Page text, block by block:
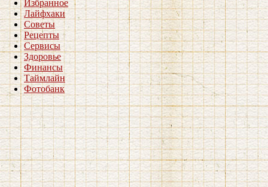
Избранное
Лайфхаки
Советы
Рецепты
Сервисы
Здоровье
Финансы
Таймлайн
Фотобанк